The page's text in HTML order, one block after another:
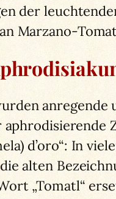
der
Marzano-
d’oro“: In
alten
„Tomatl“